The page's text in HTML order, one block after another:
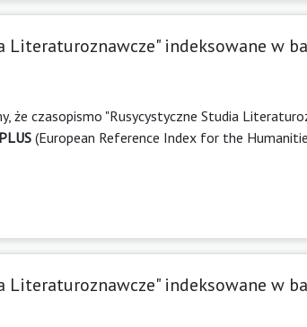
Literaturoznawcze" indeksowane w
że czasopismo "Rusycystyczne Studia
(European Reference Index for the
Literaturoznawcze" indeksowane w